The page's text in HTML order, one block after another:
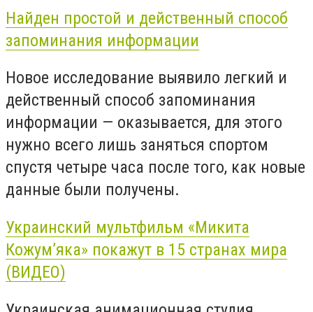
Найден простой и действенный способ
запоминания информации
Новое исследование выявило легкий и
действенный способ запоминания
информации — оказывается, для этого
нужно всего лишь заняться спортом
спустя четыре часа после того, как новые
данные были получены.
Украинский мультфильм «Микита
Кожум’яка» покажут в 15 странах мира
(ВИДЕО)